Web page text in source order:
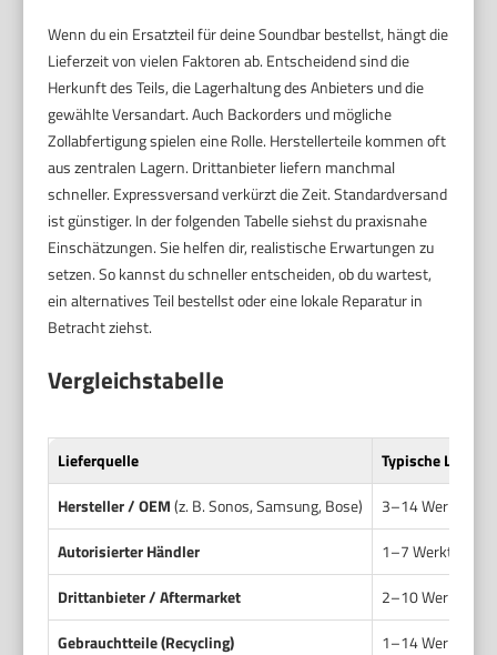
Wenn du ein Ersatzteil für deine Soundbar bestellst, hängt die
Lieferzeit von vielen Faktoren ab. Entscheidend sind die
Herkunft des Teils, die Lagerhaltung des Anbieters und die
gewählte Versandart. Auch Backorders und mögliche
Zollabfertigung spielen eine Rolle. Herstellerteile kommen oft
aus zentralen Lagern. Drittanbieter liefern manchmal
schneller. Expressversand verkürzt die Zeit. Standardversand
ist günstiger. In der folgenden Tabelle siehst du praxisnahe
Einschätzungen. Sie helfen dir, realistische Erwartungen zu
setzen. So kannst du schneller entscheiden, ob du wartest,
ein alternatives Teil bestellst oder eine lokale Reparatur in
Betracht ziehst.
Vergleichstabelle
Lieferquelle
Typische
Hersteller / OEM(z. B. Sonos, Samsung, Bose)
3–14 Werktage.
Autorisierter Händler
1–7 Werktage,
Drittanbieter / Aftermarket
2–10 Werktage
Gebrauchtteile (Recycling)
1–14 Werktage,